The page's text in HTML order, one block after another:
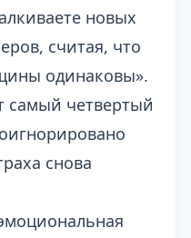
новых
считая, что
одинаковы».
самый четвертый
снова